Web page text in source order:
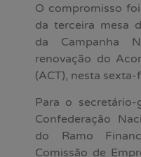
O compromisso
da terceira mesa
da Campanha
renovação do
(ACT), nesta sexta-
Para o
Confederação
do Ramo
Comissão de